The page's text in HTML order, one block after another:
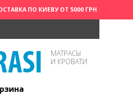
ПО КИЕВУ ОТ 5000 ГРН
МАТРАСЫ
И КРОВАТИ